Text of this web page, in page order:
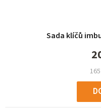
Sada klíčů